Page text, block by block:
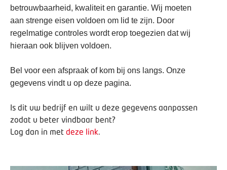
betrouwbaarheid, kwaliteit en garantie. Wij moeten
aan strenge eisen voldoen om lid te zijn. Door
regelmatige controles wordt erop toegezien dat wij
hieraan ook blijven voldoen.
Bel voor een afspraak of kom bij ons langs. Onze
gegevens vindt u op deze pagina.
Is dit uw bedrijf en wilt u deze gegevens aanpassen
zodat u beter vindbaar bent?
Log dan in met deze link.